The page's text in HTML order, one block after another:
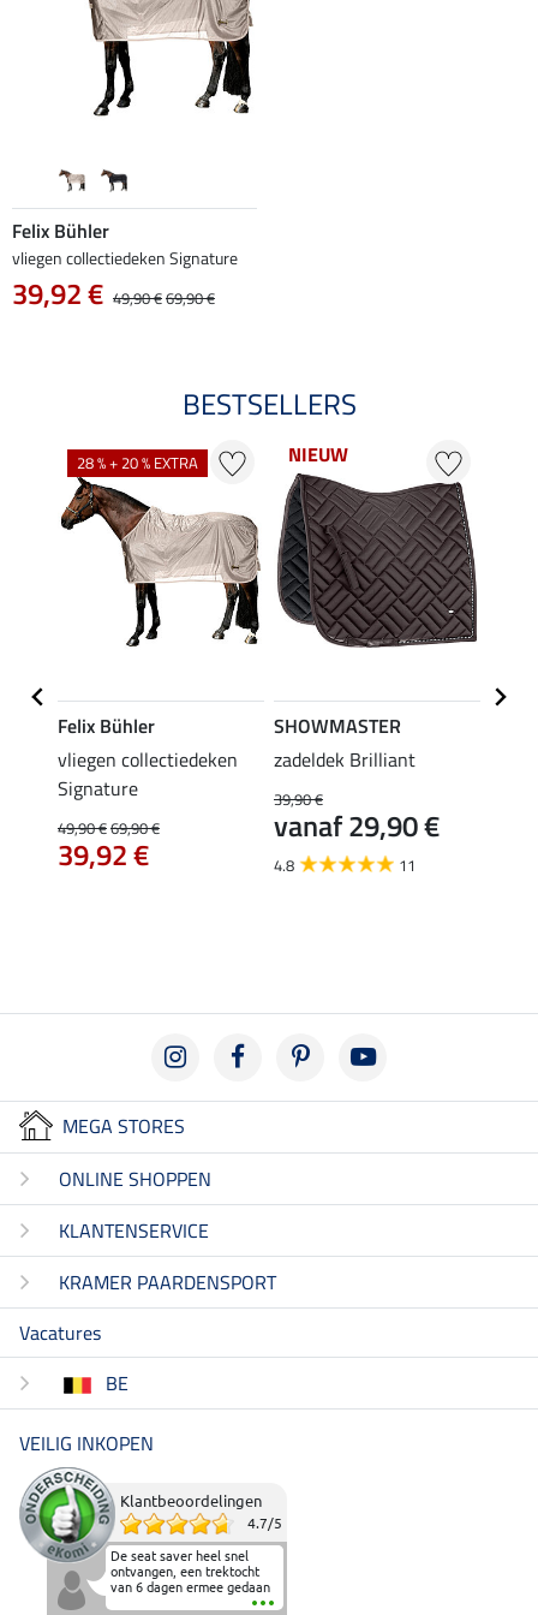
Felix Bühler
vliegen collectiedeken Signature
39,92 € 49,90 €69,90 €
BESTSELLERS
28 % + 20 % EXTRA
Felix Bühler
vliegen collectiedeken
Signature
49,90 €69,90 €
39,92 €
NIEUW
SHOWMASTER
zadeldek Brilliant
39,90 €
vanaf 29,90 €
4.8 11
MEGA STORES
ONLINE SHOPPEN
KLANTENSERVICE
KRAMER PAARDENSPORT
Vacatures
BE
VEILIG INKOPEN
Klantbeoordelingen
4.7/5
De seat saver heel snel
ontvangen, een trektocht
van 6 dagen ermee gedaan
en deze heeft de beproeving